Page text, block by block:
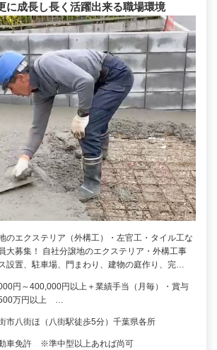
に成長し長く活躍出来る職場環境
のエクステリア（外構工）・左官工・タイル工な
大募集！ 自社分譲地のエクステリア・外構工事
ス設置、駐車場、門まわり、建物の庭作り、完…
円～400,000円以上＋業績手当（月毎）・賞与
万円以上 …
市八街ほ（八街駅徒歩5分）千葉県各所
車免許 ※準中型以上あれば尚可